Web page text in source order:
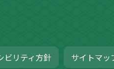
ビリティ方針 サイトマッ